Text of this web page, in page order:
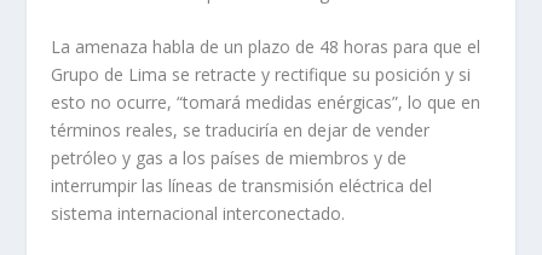
La amenaza habla de un plazo de 48 horas para que el
Grupo de Lima se retracte y rectifique su posición y si
esto no ocurre, “tomará medidas enérgicas”, lo que en
términos reales, se traduciría en dejar de vender
petróleo y gas a los países de miembros y de
interrumpir las líneas de transmisión eléctrica del
sistema internacional interconectado.